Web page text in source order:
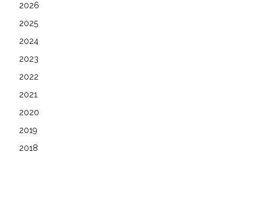
2026
2025
2024
2023
2022
2021
2020
2019
2018